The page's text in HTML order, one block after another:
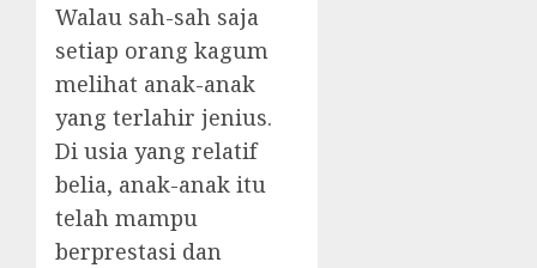
Walau sah-sah saja
setiap orang kagum
melihat anak-anak
yang terlahir jenius.
Di usia yang relatif
belia, anak-anak itu
telah mampu
berprestasi dan